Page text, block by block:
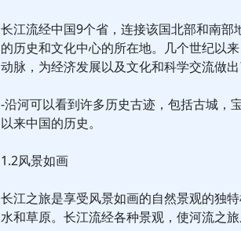
长江流经中国9个省，连接该国北部和南
的历史和文化中心的所在地。几个世纪以
动脉，为经济发展以及文化和科学交流做出
-沿河可以看到许多历史古迹，包括古城，
以来中国的历史。
1.2风景如画
长江之旅是享受风景如画的自然景观的独
水和草原。长江流经各种景观，使河流之旅